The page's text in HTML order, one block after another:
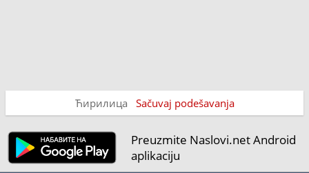
Ћирилица Sačuvaj podešavanja
Preuzmite Naslovi.net Android
aplikaciju